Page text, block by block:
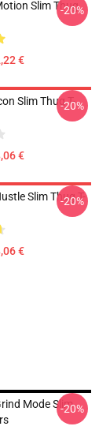
Slim Thug
€
-20%
Slim Thug T-
€
-20%
Slim Thug T-
€
-20%
Mode Slim-20%